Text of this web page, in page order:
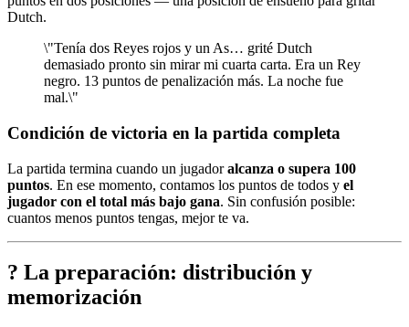
Dutch.
\"Tenía dos Reyes rojos y un As… grité Dutch
demasiado pronto sin mirar mi cuarta carta. Era un Rey
negro. 13 puntos de penalización más. La noche fue
mal.\"
Condición de victoria en la partida completa
La partida termina cuando un jugadoralcanza o supera 100
puntos. En ese momento, contamos los puntos de todos y el
jugador con el total más bajo gana. Sin confusión posible:
cuantos menos puntos tengas, mejor te va.
? La preparación: distribución y
memorización